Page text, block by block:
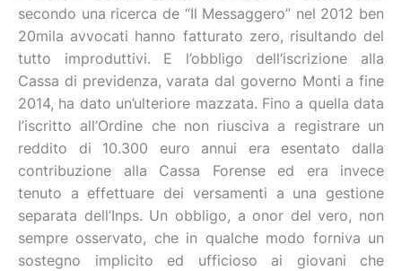
secondo una ricerca de “Il Messaggero” nel 2012 ben
20mila avvocati hanno fatturato zero, risultando del
tutto improduttivi. E l’obbligo dell’iscrizione alla
Cassa di previdenza, varata dal governo Monti a fine
2014, ha dato un’ulteriore mazzata. Fino a quella data
l’iscritto all’Ordine che non riusciva a registrare un
reddito di 10.300 euro annui era esentato dalla
contribuzione alla Cassa Forense ed era invece
tenuto a effettuare dei versamenti a una gestione
separata dell’Inps. Un obbligo, a onor del vero, non
sempre osservato, che in qualche modo forniva un
sostegno implicito ed ufficioso ai giovani che